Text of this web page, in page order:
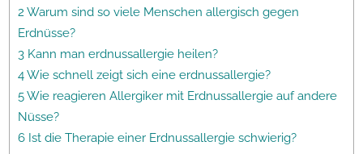
2 Warum sind so viele Menschen allergisch gegen
Erdnüsse?
3 Kann man erdnussallergie heilen?
4 Wie schnell zeigt sich eine erdnussallergie?
5 Wie reagieren Allergiker mit Erdnussallergie auf andere
Nüsse?
6 Ist die Therapie einer Erdnussallergie schwierig?